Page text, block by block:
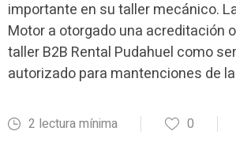
importante en su taller mecánico.
Motor a otorgado una acreditación
taller B2B Rental Pudahuel como
autorizado para mantenciones de
2 lectura mínima 0